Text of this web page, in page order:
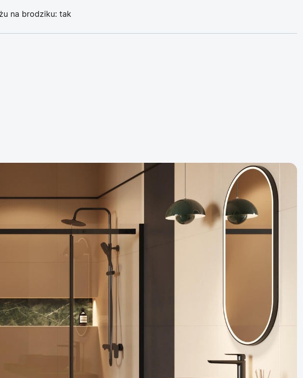
na brodziku: tak